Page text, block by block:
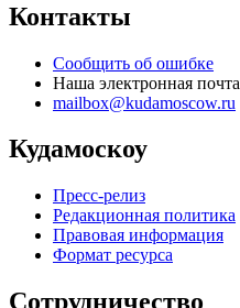
Контакты
Сообщить об ошибке
Наша электронная почта
mailbox@kudamoscow.ru
Кудамоскоу
Пресс-релиз
Редакционная политика
Правовая информация
Формат ресурса
Сотрудничество